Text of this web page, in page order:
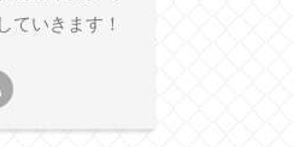
ていきます！